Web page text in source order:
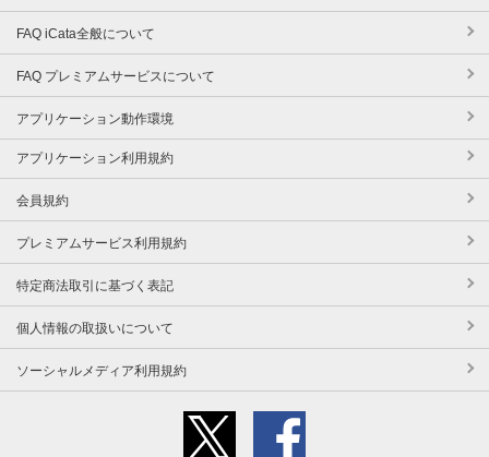
FAQ iCata全般について
FAQ プレミアムサービスについて
アプリケーション動作環境
アプリケーション利用規約
会員規約
プレミアムサービス利用規約
特定商法取引に基づく表記
個人情報の取扱いについて
ソーシャルメディア利用規約